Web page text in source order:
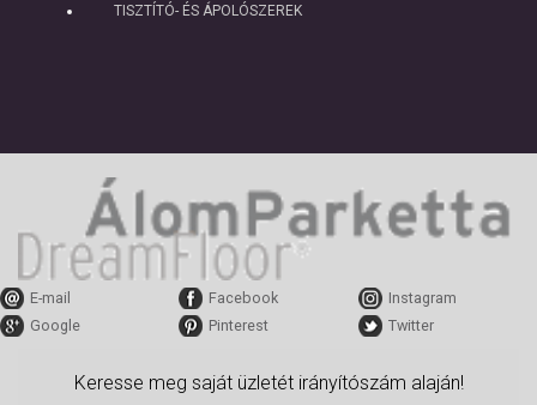
TISZTÍTÓ- ÉS ÁPOLÓSZEREK
E-mail Facebook
Instagram
Google
Pinterest Twitter
Keresse meg saját üzletét irányítószám alaján!